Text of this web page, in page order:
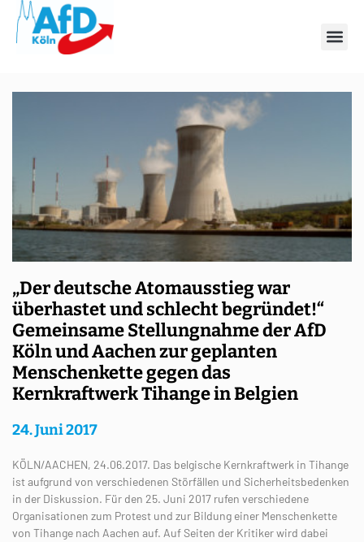
Schlagwort: Aachen
„Der deutsche Atomausstieg war
überhastet und schlecht begründet!“
Gemeinsame Stellungnahme der AfD
Köln und Aachen zur geplanten
Menschenkette gegen das
Kernkraftwerk Tihange in Belgien
24. Juni 2017
KÖLN/AACHEN, 24.06.2017. Das belgische Kernkraftwerk in Tihange
ist aufgrund von verschiedenen Störfällen und Sicherheitsbedenken
in der Diskussion. Für den 25. Juni 2017 rufen verschiedene
Organisationen zum Protest und zur Bildung einer Menschenkette
von Tihange nach Aachen auf. Auf Seiten der Kritiker wird dabei